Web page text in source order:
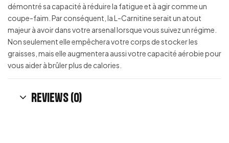
démontré sa capacité à réduire la fatigue et à agir comme un
coupe-faim. Par conséquent, la L-Carnitine serait un atout
majeur à avoir dans votre arsenal lorsque vous suivez un régime.
Non seulement elle empêchera votre corps de stocker les
graisses, mais elle augmentera aussi votre capacité aérobie pour
vous aider à brûler plus de calories.
Reviews (0)